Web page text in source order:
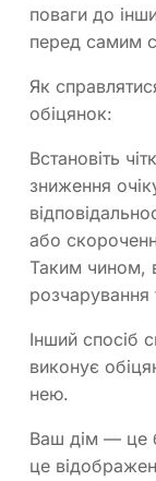
поваги до
перед самим
Як
обіцянок:
Встановіть
зниження
або
Таким чином,
Інший спосіб
виконує
нею.
Ваш дім — це
це